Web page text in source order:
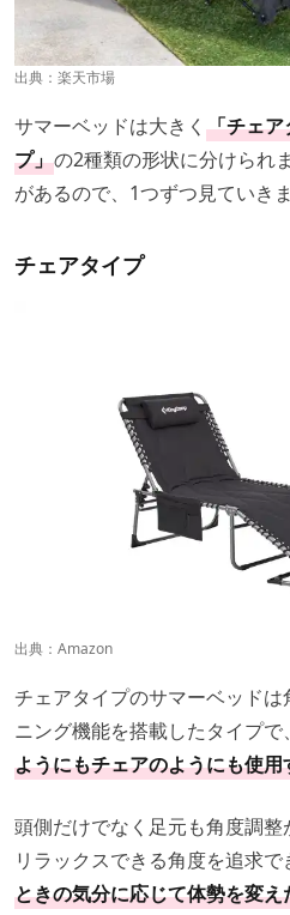
出典： 楽天市場
サマーベッドは大きく 「チェア
プ」の2種類の形状に分けられ
があるので、1つずつ見ていきま
チェアタイプ
出典： Amazon
チェアタイプのサマーベッド
ニング機能を搭載したタイプで、
ようにもチェアのようにも使
頭側だけでなく足元も角度調整
リラックスできる角度を追求で
ときの気分に応じて体勢を変